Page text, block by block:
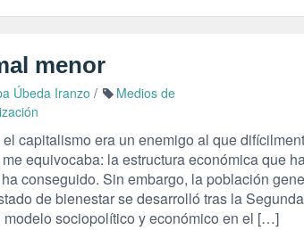
menor
Úbeda Iranzo /
Medios de
capitalismo era un enemigo al que
equivocaba: la estructura económica que
conseguido. Sin embargo, la población
de bienestar se desarrolló tras la Segunda
modelo sociopolítico y económico en el […]